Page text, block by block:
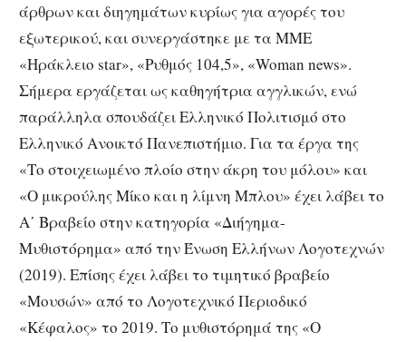
άρθρων και διηγημάτων κυρίως για αγορές του
εξωτερικού, και συνεργάστηκε με τα ΜΜΕ
«Ηράκλειο star», «Ρυθμός 104,5», «Woman news».
Σήμερα εργάζεται ως καθηγήτρια αγγλικών, ενώ
παράλληλα σπουδάζει Ελληνικό Πολιτισμό στο
Ελληνικό Ανοικτό Πανεπιστήμιο. Για τα έργα της
«Το στοιχειωμένο πλοίο στην άκρη του μόλου» και
«Ο μικρούλης Μίκο και η λίμνη Μπλου» έχει λάβει το
Α΄ Βραβείο στην κατηγορία «Διήγημα-
Μυθιστόρημα» από την Ένωση Ελλήνων Λογοτεχνών
(2019). Επίσης έχει λάβει το τιμητικό βραβείο
«Μουσών» από το Λογοτεχνικό Περιοδικό
«Κέφαλος» το 2019. Το μυθιστόρημά της «Ο